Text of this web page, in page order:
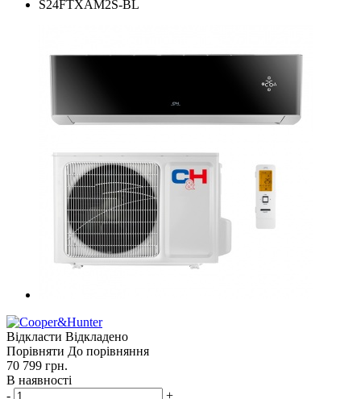
Відкласти Відкладено
Порівняти До порівняння
70 799 грн.
В наявності
-
+